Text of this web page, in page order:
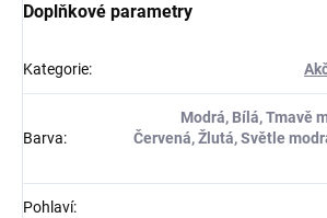
Doplňkové parametry
Kategorie:
Barva:
Modrá, Bílá, Tmavě
Červená, Žlutá, Světle
Pohlaví: